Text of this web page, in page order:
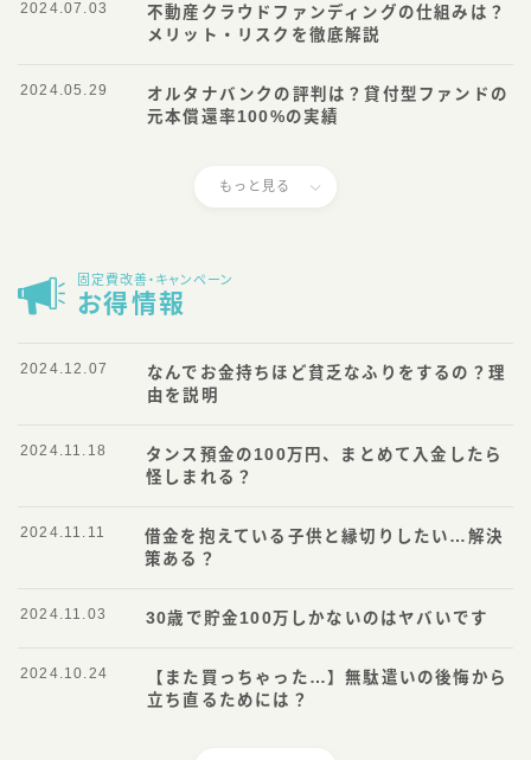
不動産クラウドファンディングの仕組みは？
メリット・リスクを徹底解説
2024.07.03
オルタナバンクの評判は？貸付型ファンドの
元本償還率100%の実績
2024.05.29
もっと見る
固定費改善・キャンペーン
お得情報
なんでお金持ちほど貧乏なふりをするの？理
由を説明
2024.12.07
タンス預金の100万円、まとめて入金したら
怪しまれる？
2024.11.18
借金を抱えている子供と縁切りしたい…解決
策ある？
2024.11.11
30歳で貯金100万しかないのはヤバいです
2024.11.03
【また買っちゃった…】無駄遣いの後悔から
立ち直るためには？
2024.10.24